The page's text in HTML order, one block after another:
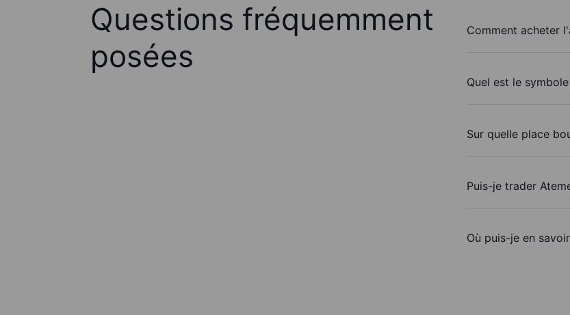
Questions fréquemment
posées
Comment acheter
Quel est le
Sur quelle place
Puis-je trader
Où puis-je en